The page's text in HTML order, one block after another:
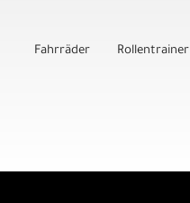
Fahrräder Rollentrainer